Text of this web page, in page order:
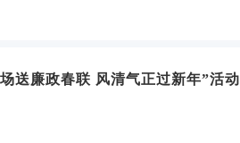
送廉政春联 风清气正过新年”活动